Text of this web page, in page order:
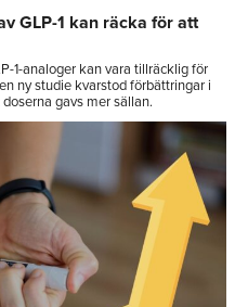
GLP-1 kan räcka för att
1-analoger kan vara tillräcklig för
ny studie kvarstod förbättringar i
gavs mer sällan.